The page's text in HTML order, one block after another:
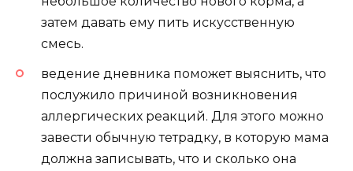
затем давать ему пить искусственную
смесь.
ведение дневника поможет выяснить, что
послужило причиной возникновения
аллергических реакций. Для этого можно
завести обычную тетрадку, в которую мама
должна записывать, что и сколько она